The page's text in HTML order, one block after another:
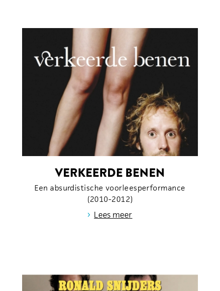
VERKEERDE BENEN
Een absurdistische voorleesperformance
(2010-2012)
› Lees meer